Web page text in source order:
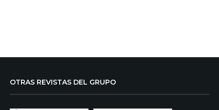
OTRAS REVISTAS DEL GRUPO